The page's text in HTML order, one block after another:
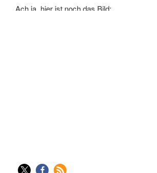
Ach ja, hier ist noch das Bild: